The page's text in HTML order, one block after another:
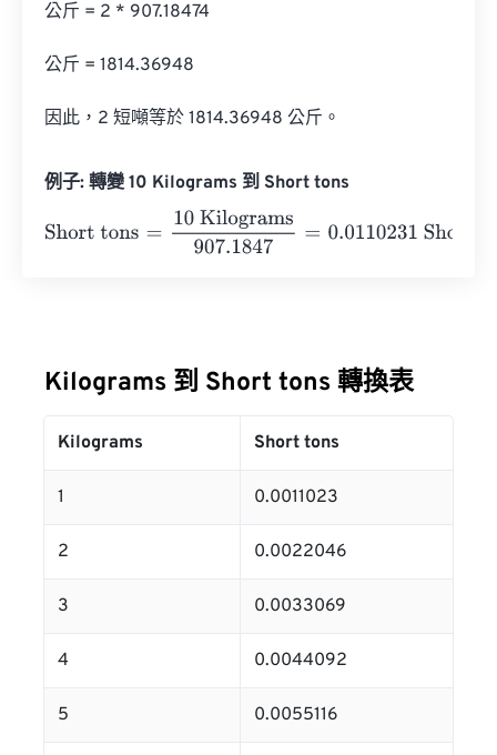
公斤 = 2 * 907.18474
公斤 = 1814.36948
因此，2 短噸等於 1814.36948 公斤。
例子: 轉變 10 Kilograms 到 Short tons
Short tons
10 Kilograms907.1847 0.0110231 Short tons
Kilograms 到 Short tons 轉換表
Kilograms Short tons
1 0.0011023
2 0.0022046
3 0.0033069
4 0.0044092
5 0.0055116